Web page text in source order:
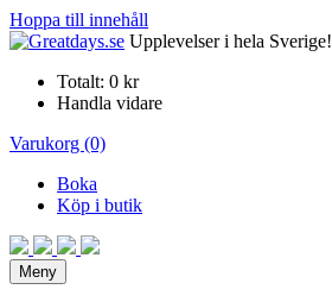
Hoppa till innehåll
Upplevelser i hela Sverige!
Totalt: 0 kr
Handla vidare
Varukorg (0)
Boka
Köp i butik
Meny